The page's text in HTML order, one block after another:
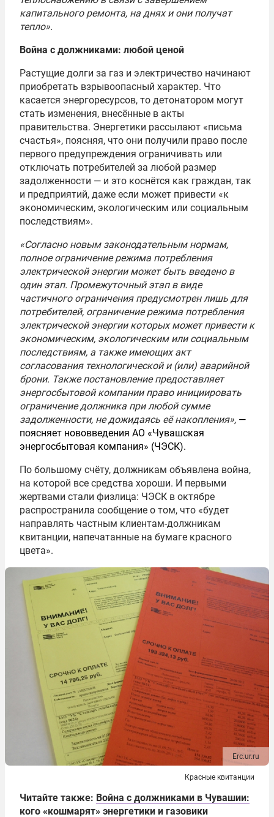
капитального ремонта, на днях и они получат
тепло».
Война с должниками: любой ценой
Растущие долги за газ и электричество начинают
приобретать взрывоопасный характер. Что
касается энергоресурсов, то детонатором могут
стать изменения, внесённые в акты
правительства. Энергетики рассылают «письма
счастья», поясняя, что они получили право после
первого предупреждения ограничивать или
отключать потребителей за любой размер
задолженности — и это коснётся как граждан, так
и предприятий, даже если может привести «к
экономическим, экологическим или социальным
последствиям».
«Согласно новым законодательным нормам,
полное ограничение режима потребления
электрической энергии может быть введено в
один этап. Промежуточный этап в виде
частичного ограничения предусмотрен лишь для
потребителей, ограничение режима потребления
электрической энергии которых может привести к
экономическим, экологическим или социальным
последствиям, а также имеющих акт
согласования технологической и (или) аварийной
брони. Также постановление предоставляет
энергосбытовой компании право инициировать
ограничение должника при любой сумме
задолженности, не дожидаясь её накопления», —
поясняет нововведения АО «Чувашская
энергосбытовая компания» (ЧЭСК).
По большому счёту, должникам объявлена война,
на которой все средства хороши. И первыми
жертвами стали физлица: ЧЭСК в октябре
распространила сообщение о том, что «будет
направлять частным клиентам-должникам
квитанции, напечатанные на бумаге красного
цвета».
Erc.ur.ru
Красные квитанции
Читайте также: Война с должниками в Чувашии:
кого «кошмарят» энергетики и газовики